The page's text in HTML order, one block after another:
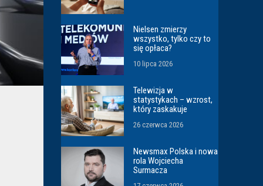
Nielsen zmierzy
wszystko, tylko czy to
się opłaca?
10 lipca 2026
Telewizja w
statystykach – wzrost,
który zaskakuje
26 czerwca 2026
Newsmax Polska i nowa
rola Wojciecha
Surmacza